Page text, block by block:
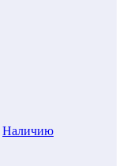
Наличию